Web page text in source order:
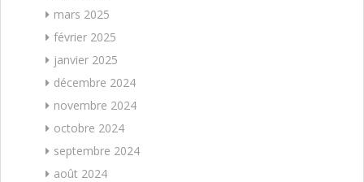
mars 2025
février 2025
janvier 2025
décembre 2024
novembre 2024
octobre 2024
septembre 2024
août 2024